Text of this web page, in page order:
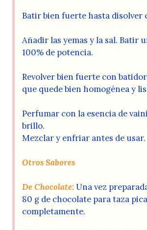
Batir bien fuerte hasta disolver
Añadir las yemas y la sal. Batir
100% de potencia.
Revolver bien fuerte con
que quede bien homogénea y
Perfumar con la esencia de
brillo.
Mezclar y enfriar antes de usar.
Otros Sabores
De Chocolate:Una vez
80 g de chocolate para taza
completamente.